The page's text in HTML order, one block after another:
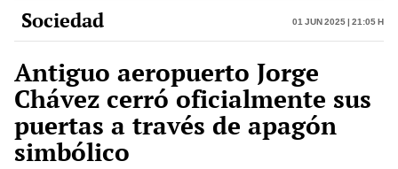
Sociedad 01 Jun 2025 | 21:05 h
Antiguo aeropuerto Jorge
Chávez cerró oficialmente sus
puertas a través de apagón
simbólico